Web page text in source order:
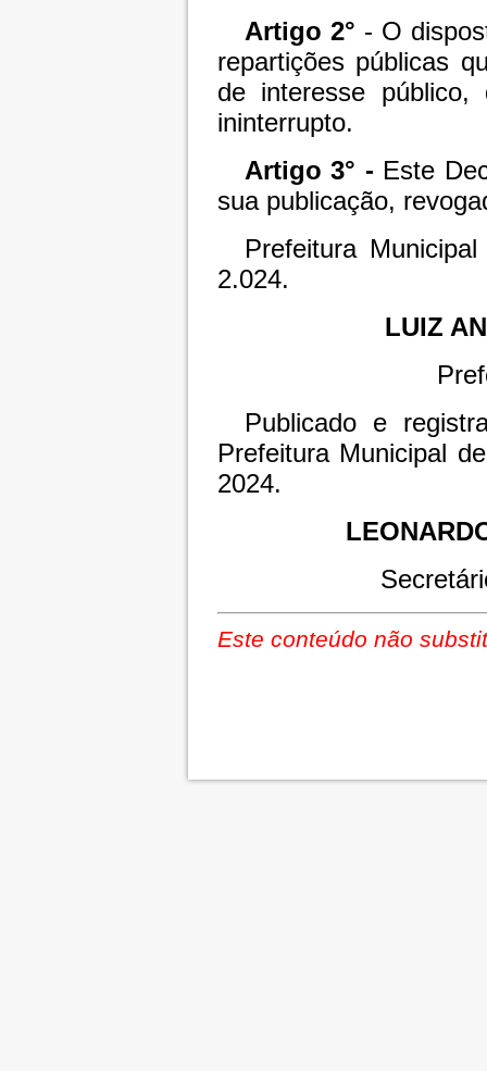
Artigo 2° - O
repartições públicas
de interesse público,
ininterrupto.
Artigo 3° - Este
sua publicação,
Prefeitura
2.024.
LUIZ
Publicado e
Prefeitura Municipal
2024.
Este conteúdo não